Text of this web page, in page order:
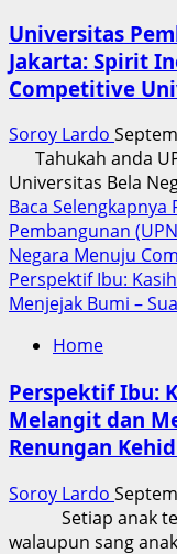
Universitas
Jakarta: Spirit
Competitive
Soroy Lardo
Tahukah anda
Universitas Bela
Baca Selengkapnya
Pembangunan
Negara Menuju
Perspektif Ibu:
Menjejak Bumi –
Home
Perspektif Ibu:
Melangit dan
Renungan
Soroy Lardo
Setiap anak
walaupun sang